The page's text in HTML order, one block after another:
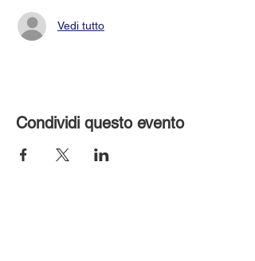
Vedi tutto
Condividi questo evento